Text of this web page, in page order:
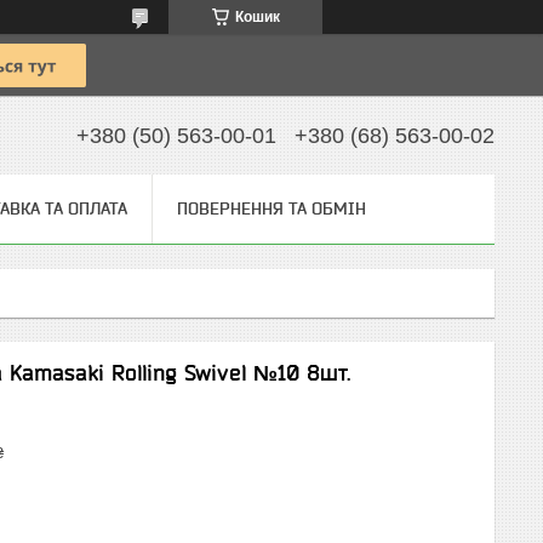
Кошик
+380 (50) 563-00-01 +380 (68) 563-00-02
ТА ОПЛАТА ПОВЕРНЕННЯ ТА ОБМІН
Kamasaki Rolling Swivel №10 8шт.